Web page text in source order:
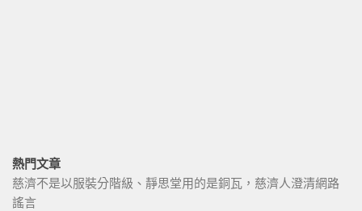
熱門文章
慈濟不是以服裝分階級、靜思堂用的是銅瓦，慈濟人澄清網路
謠言